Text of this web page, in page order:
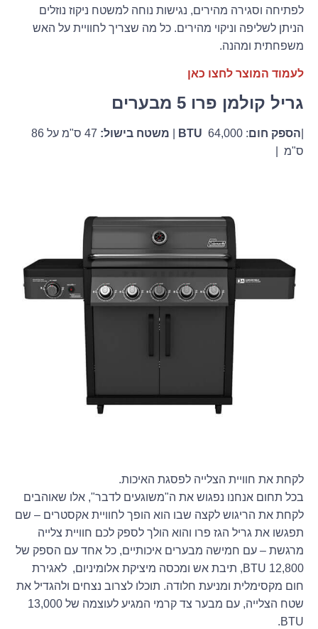
לפתיחה וסגירה מהירים, נגישות נוחה למשטח ניקוז נוזלים
הניתן לשליפה וניקוי מהירים. כל מה שצריך לחוויית על האש
משפחתית ומהנה.
לעמוד המוצר לחצו כאן
גריל קולמן פרו 5 מבערים
הספק חום:
BTU64,000 | משטח בישול:
47 ס"מ על 86
ס"מ |
לקחת את חוויית הצלייה לפסגת האיכות.
בכל תחום אנחנו נפגוש את ה"משוגעים לדבר", אלו שאוהבים
לקחת את הריגוש לקצה שבו הוא הופך לחוויית אקסטרים – שם
תפגשו את גריל הגז פרו והוא הולך לספק לכם חוויית צלייה
מרגשת – עם חמישה מבערים איכותיים, כל אחד עם הספק של
12,800 BTU, תיבת אש ומכסה מיציקת אלומיניום, לאגירת
חום מקסימלית ומניעת חלודה. תוכלו לצרוב נצחים ולהגדיל את
שטח הצלייה, עם מבער צד קרמי המגיע לעוצמה של 13,000
BTU.